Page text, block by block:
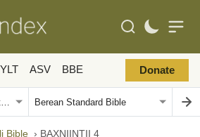
YLT ASV BBE Donate
Bible › BAXNIINTII 4